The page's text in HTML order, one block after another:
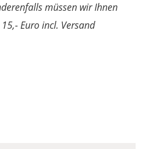
müssen wir Ihnen
Euro incl. Versand